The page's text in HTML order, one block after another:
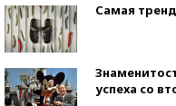
Самая
успеха со